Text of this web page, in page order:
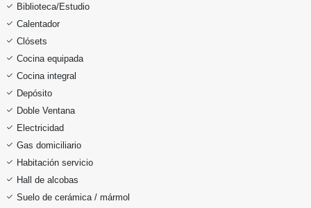
Biblioteca/Estudio
Calentador
Clósets
Cocina equipada
Cocina integral
Depósito
Doble Ventana
Electricidad
Gas domiciliario
Habitación servicio
Hall de alcobas
Suelo de cerámica / mármol